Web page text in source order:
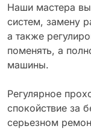
Наши мастера
систем, замену
а также
поменять, а
машины.
Регулярное
спокойствие за
серьезном